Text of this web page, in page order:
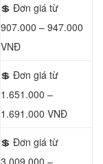
💲 Đơn giá từ
907.000 – 947.000
VNĐ
💲 Đơn giá từ
1.651.000 –
1.691.000 VNĐ
💲 Đơn giá từ
3.009.000 –